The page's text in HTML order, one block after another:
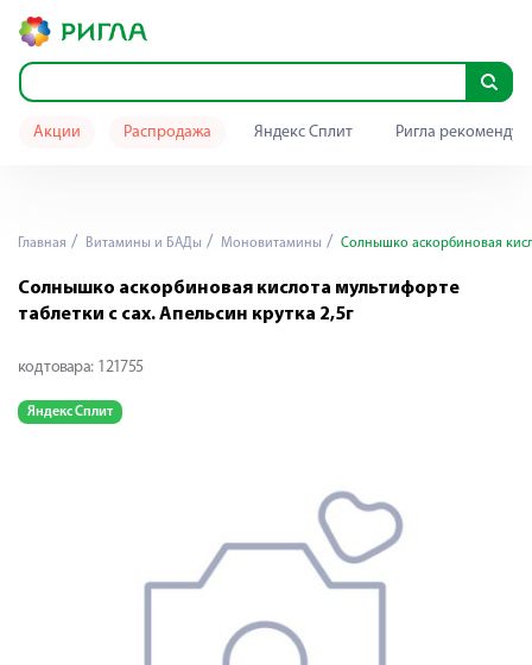
Акции Распродажа Яндекс Сплит Ригла
Главная Витамины и БАДы Моновитамины Солнышко аскорбиновая
Солнышко аскорбиновая кислота мультифорте
таблетки с сах. Апельсин крутка 2,5г
код товара: 121755
Яндекс Сплит